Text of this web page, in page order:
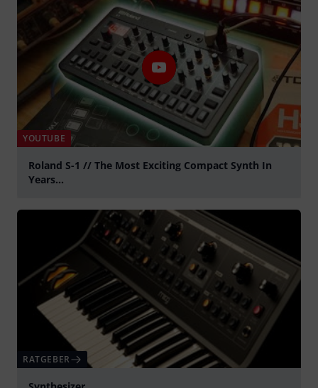
YOUTUBE
Roland S-1 // The Most Exciting Compact Synth In
Years...
RATGEBER